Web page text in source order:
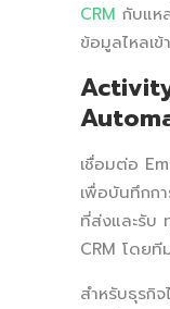
CRM กับแห
ข้อมูลไหลเ
เชื่อมต่อ
เพื่อบันทึกก
ที่ส่งและรับ
CRM โดยที
สำหรับธุรกิ